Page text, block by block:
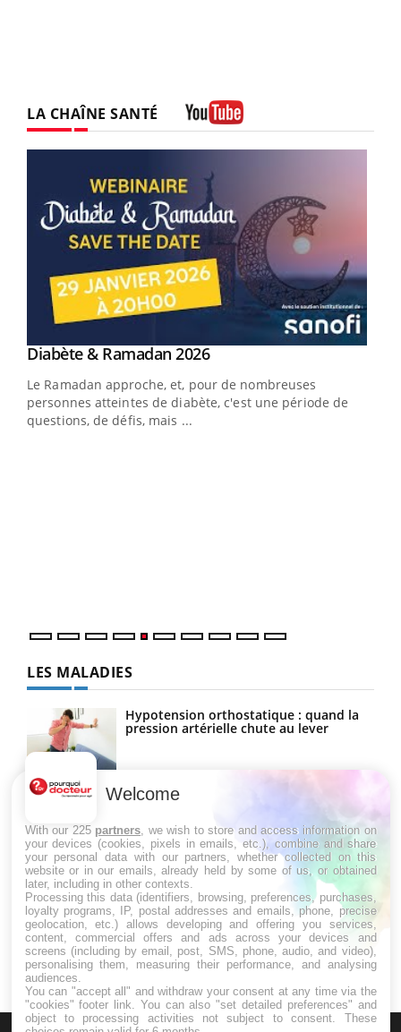
LA CHAÎNE SANTÉ
Youtube
Diabète & Ramadan 2026Youtube
Le Ramadan approche, et, pour de nombreuses
personnes atteintes de diabète, c'est une période de
questions, de défis, mais ...
Youtube
Un « jumeau numérique » pour faciliter l’accès
Un établissement lié à un groupe mutualiste innove en
matière de bilan de santé : l'utilisation d'un « jumeau
LES MALADIES
Hypotension orthostatique : quand la
pression artérielle chute au lever
Drépanocytose : une déformation des
globules rouges aux conséquences
Maladie de Charcot (Sclérose latérale
amyotrophique)
Welcome
With our 225 partners , we wish to store and access information on
your devices (cookies, pixels in emails, etc.), combine and share
your personal data with our partners, whether collected on this
website or in our emails, already held by some of us, or obtained
later, including in other contexts.
Processing this data (identifiers, browsing, preferences, purchases,
loyalty programs, IP, postal addresses and emails, phone, precise
geolocation, etc.) allows developing and offering you services,
content, commercial offers and ads across your devices and
screens (including by email, post, SMS, phone, audio, and video),
personalising them, measuring their performance, and analysing
audiences.
You can "accept all" and withdraw your consent at any time via the
"cookies" footer link . You can also "set detailed preferences" and
object to processing activities not subject to consent. These